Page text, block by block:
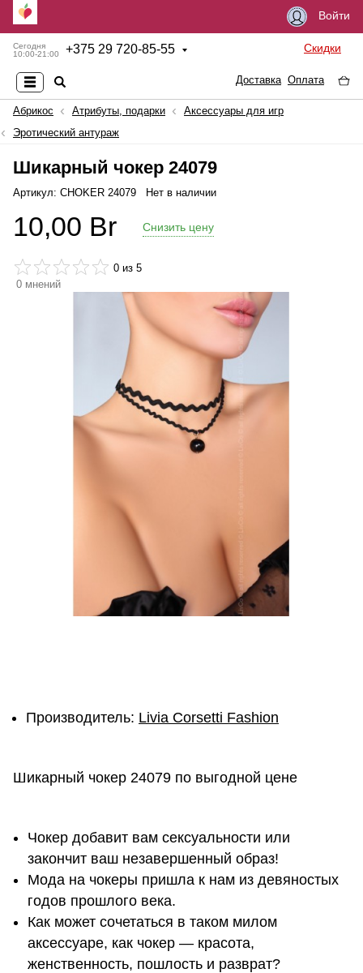
Войти
Сегодня
10:00-21:00
+375 29 720-85-55 Скидки
Доставка Оплата
Абрикос Атрибуты, подарки
Аксессуары для игр
Эротический антураж
Шикарный чокер 24079
Артикул: CHOKER 24079 Нет в наличии
10,00 Br Снизить цену
0 из 5
0 мнений
Производитель: Livia Corsetti Fashion
Шикарный чокер 24079 по выгодной цене
Чокер добавит вам сексуальности или
закончит ваш незавершенный образ!
Мода на чокеры пришла к нам из девяностых
годов прошлого века.
Как может сочетаться в таком милом
аксессуаре, как чокер — красота,
женственность, пошлость и разврат?